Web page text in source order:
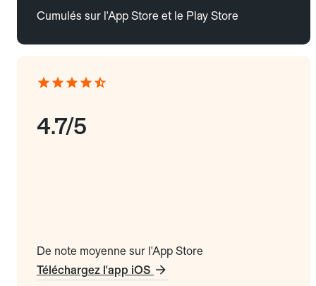
Cumulés sur l'App Store et le Play Store
4.7/5
De note moyenne sur l'App Store
Téléchargez l'app iOS